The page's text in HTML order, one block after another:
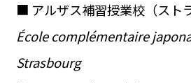
■ アルザス補習授業校（スト
École complémentaire
Strasbourg